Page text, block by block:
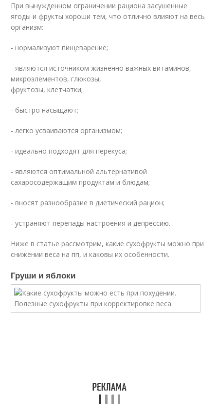
При вынужденном ограничении рациона засушенные
ягоды и фрукты хороши тем, что отлично влияют на весь
организм:
- нормализуют пищеварение;
- являются источником жизненно важных витаминов,
микроэлементов, глюкозы,
фруктозы, клетчатки;
- быстро насыщают;
- легко усваиваются организмом;
- идеально подходят для перекуса;
- являются оптимальной альтернативой
сахаросодержащим продуктам и блюдам;
- вносят разнообразие в диетический рацион;
- устраняют перепады настроения и депрессию.
Ниже в статье рассмотрим, какие сухофрукты можно при
снижении веса на пп, и каковы их особенности.
Груши и яблоки